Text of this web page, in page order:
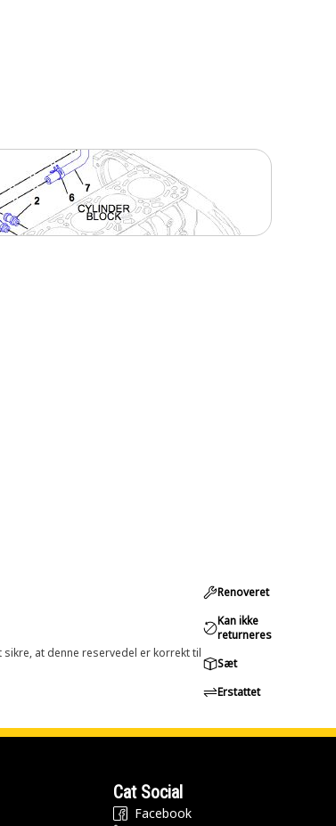
at denne reservedel er korrekt til
Renoveret
Kan ikke
returneres
Sæt
Erstattet
Cat Social
Facebook